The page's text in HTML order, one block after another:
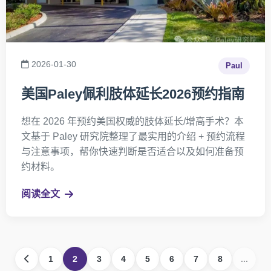
2026-01-30 Paul
美国Paley佩利肢体延长2026预约指南
想在 2026 年预约美国权威的肢体延长/增高手术？本
文基于 Paley 研究院整理了最实用的介绍 + 预约流程
与注意事项，帮你快速判断是否适合以及如何准备预
约材料。
阅读全文
1 2 3 4 5 6 7 8 ...